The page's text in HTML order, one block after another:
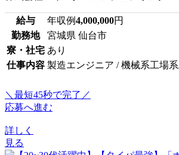
給与 年収例4,000,000円
勤務地
宮城県 仙台市
寮・社宅 あり
仕事内容 製造エンジニア / 機械系工場
＼最短45秒で完了／
応募へ進む
詳しく
見る